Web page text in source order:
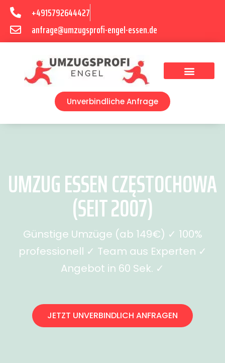
+4915792644427
anfrage@umzugsprofi-engel-essen.de
Unverbindliche Anfrage
UMZUG ESSEN CZĘSTOCHOWA
(SEIT 2007)
Günstige Umzüge (ab 149€) ✓ 100%
professionell ✓ Team aus Experten ✓
Angebot in 60 Sek. ✓
JETZT UNVERBINDLICH ANFRAGEN